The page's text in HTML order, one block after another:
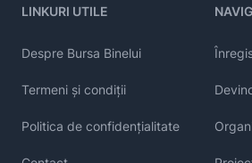
LINKURI UTILE
Despre Bursa Binelui
Termeni și condiții
Politica de confidențialitate